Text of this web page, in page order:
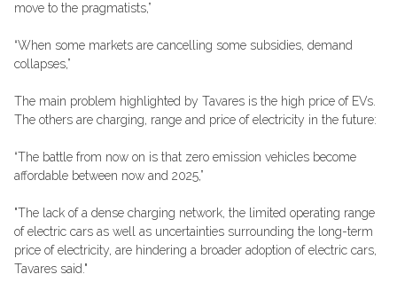
move to the pragmatists,”
“When some markets are cancelling some subsidies, demand
collapses,”
The main problem highlighted by Tavares is the high price of EVs.
The others are charging, range and price of electricity in the future:
“The battle from now on is that zero emission vehicles become
affordable between now and 2025,”
"The lack of a dense charging network, the limited operating range
of electric cars as well as uncertainties surrounding the long-term
price of electricity, are hindering a broader adoption of electric cars,
Tavares said."